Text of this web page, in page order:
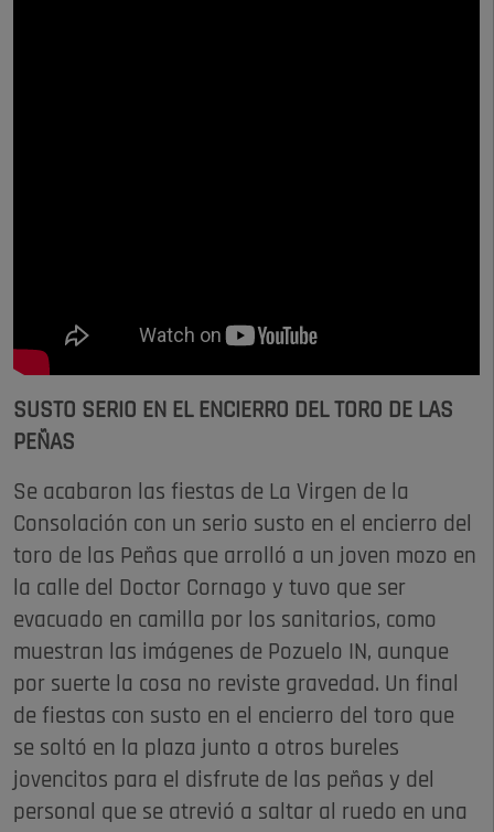
SUSTO SERIO EN EL ENCIERRO DEL TORO DE LAS
PEÑAS
Se acabaron las fiestas de La Virgen de la
Consolación con un serio susto en el encierro del
toro de las Peñas que arrolló a un joven mozo en
la calle del Doctor Cornago y tuvo que ser
evacuado en camilla por los sanitarios, como
muestran las imágenes de Pozuelo IN, aunque
por suerte la cosa no reviste gravedad. Un final
de fiestas con susto en el encierro del toro que
se soltó en la plaza junto a otros bureles
jovencitos para el disfrute de las peñas y del
personal que se atrevió a saltar al ruedo en una